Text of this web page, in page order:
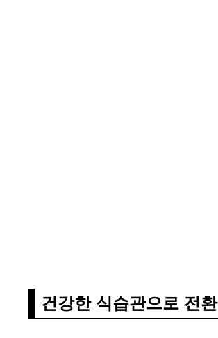
건강한 식습관으로 전환